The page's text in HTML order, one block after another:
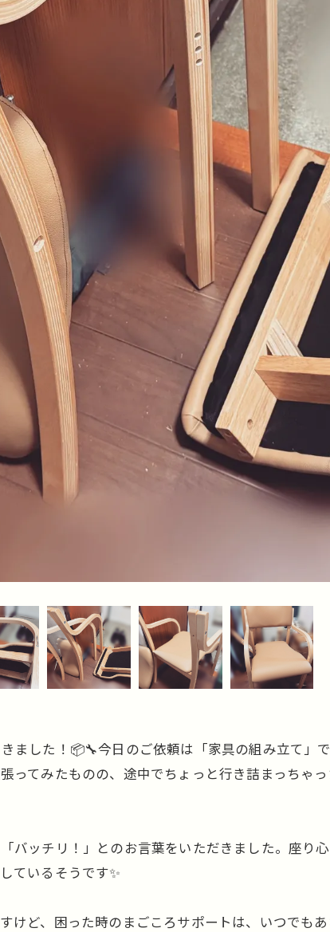
ました！📦🔧今日のご依頼は「家具の組み立て」
ってみたものの、途中でちょっと行き詰まっちゃ
バッチリ！」とのお言葉をいただきました。座り
ているそうです✨
けど、困った時のまごころサポートは、いつでも